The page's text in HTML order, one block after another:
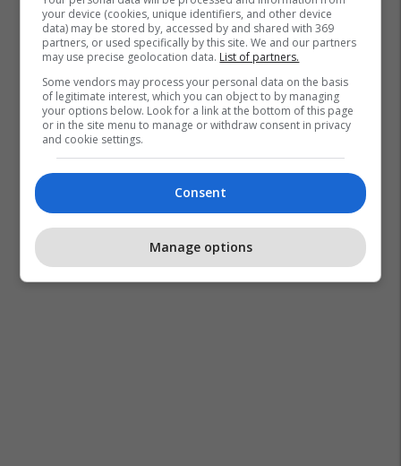
Policia E Kosovës Delet
your device (cookies, unique identifiers, and other device
data) may be stored by, accessed by and shared with 369
partners, or used specifically by this site. We and our partners
may use precise geolocation data. List of partners.
Some vendors may process your personal data on the basis
of legitimate interest, which you can object to by managing
your options below. Look for a link at the bottom of this page
or in the site menu to manage or withdraw consent in privacy
and cookie settings.
Consent
Manage options